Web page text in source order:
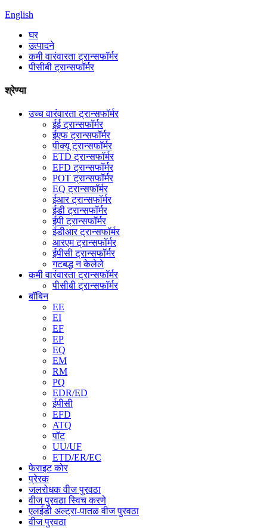
English
घर
उत्पादने
कमी वारंवारता ट्रान्सफॉर्मर
पीसीबी ट्रान्सफॉर्मर
श्रेण्या
उच्च वारंवारता ट्रान्सफॉर्मर
ईई ट्रान्सफॉर्मर
ईएफ ट्रान्सफॉर्मर
पीक्यू ट्रान्सफॉर्मर
ETD ट्रान्सफॉर्मर
EFD ट्रान्सफॉर्मर
POT ट्रान्सफॉर्मर
EQ ट्रान्सफॉर्मर
ईआर ट्रान्सफॉर्मर
ईडी ट्रान्सफॉर्मर
ईपी ट्रान्सफॉर्मर
ईडीआर ट्रान्सफॉर्मर
आरएम ट्रान्सफॉर्मर
ईपीसी ट्रान्सफॉर्मर
गटबद्ध न केलेले
कमी वारंवारता ट्रान्सफॉर्मर
पीसीबी ट्रान्सफॉर्मर
बॉबिन
EE
EI
EF
EP
EQ
EM
RM
PQ
EDR/ED
ईपीसी
EFD
ATQ
पॉट
UU/UF
ETD/ER/EC
फेराइट कोर
प्रेरक
जलरोधक वीज पुरवठा
वीज पुरवठा स्विच करणे
एलईडी अल्ट्रा-पातळ वीज पुरवठा
वीज पुरवठा